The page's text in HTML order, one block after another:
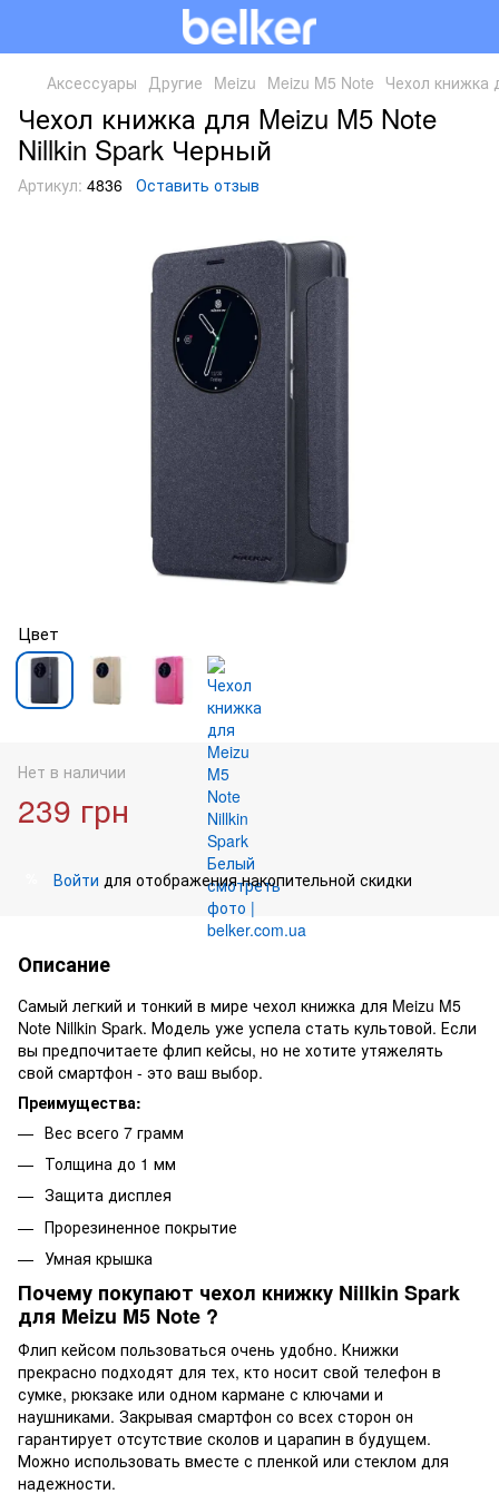
Аксессуары Другие Meizu Meizu M5 Note Чехол книжка
Чехол книжка для Meizu M5 Note
Nillkin Spark Черный
Артикул: 4836 Оставить отзыв
Цвет
Нет в наличии
239 грн
Войти для отображения накопительной скидки
Описание
Самый легкий и тонкий в мире чехол книжка для Meizu M5
Note Nillkin Spark. Модель уже успела стать культовой. Если
вы предпочитаете флип кейсы, но не хотите утяжелять
свой смартфон - это ваш выбор.
Преимущества:
Вес всего 7 грамм
Толщина до 1 мм
Защита дисплея
Прорезиненное покрытие
Умная крышка
Почему покупают чехол книжку Nillkin Spark
для Meizu M5 Note ?
Флип кейсом пользоваться очень удобно. Книжки
прекрасно подходят для тех, кто носит свой телефон в
сумке, рюкзаке или одном кармане с ключами и
наушниками. Закрывая смартфон со всех сторон он
гарантирует отсутствие сколов и царапин в будущем.
Можно использовать вместе с пленкой или стеклом для
надежности.